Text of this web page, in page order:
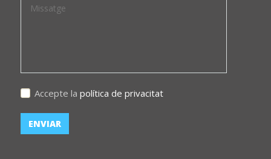
Accepte la política de privacitat